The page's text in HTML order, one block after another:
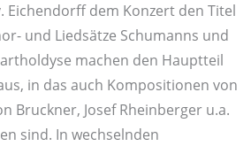
Eichendorff dem Konzert den Titel
und Liedsätze Schumanns und
machen den Hauptteil
in das auch Kompositionen von
Bruckner, Josef Rheinberger u.a.
sind. In wechselnden